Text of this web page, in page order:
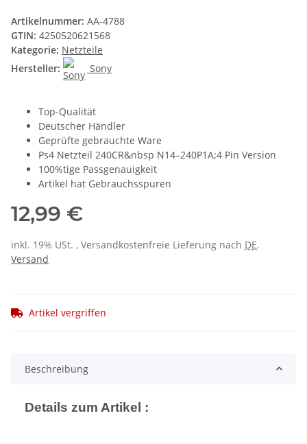
Artikelnummer: AA-4788
GTIN: 4250520621568
Kategorie: Netzteile
Hersteller:
Sony
Top-Qualität
Deutscher Händler
Geprüfte gebrauchte Ware
Ps4 Netzteil 240CR&nbsp N14–240P1A;4 Pin Version
100%tige Passgenauigkeit
Artikel hat Gebrauchsspuren
12,99 €
inkl. 19% USt. , Versandkostenfreie Lieferung nach DE.
Versand
Artikel vergriffen
Beschreibung
Details zum Artikel :